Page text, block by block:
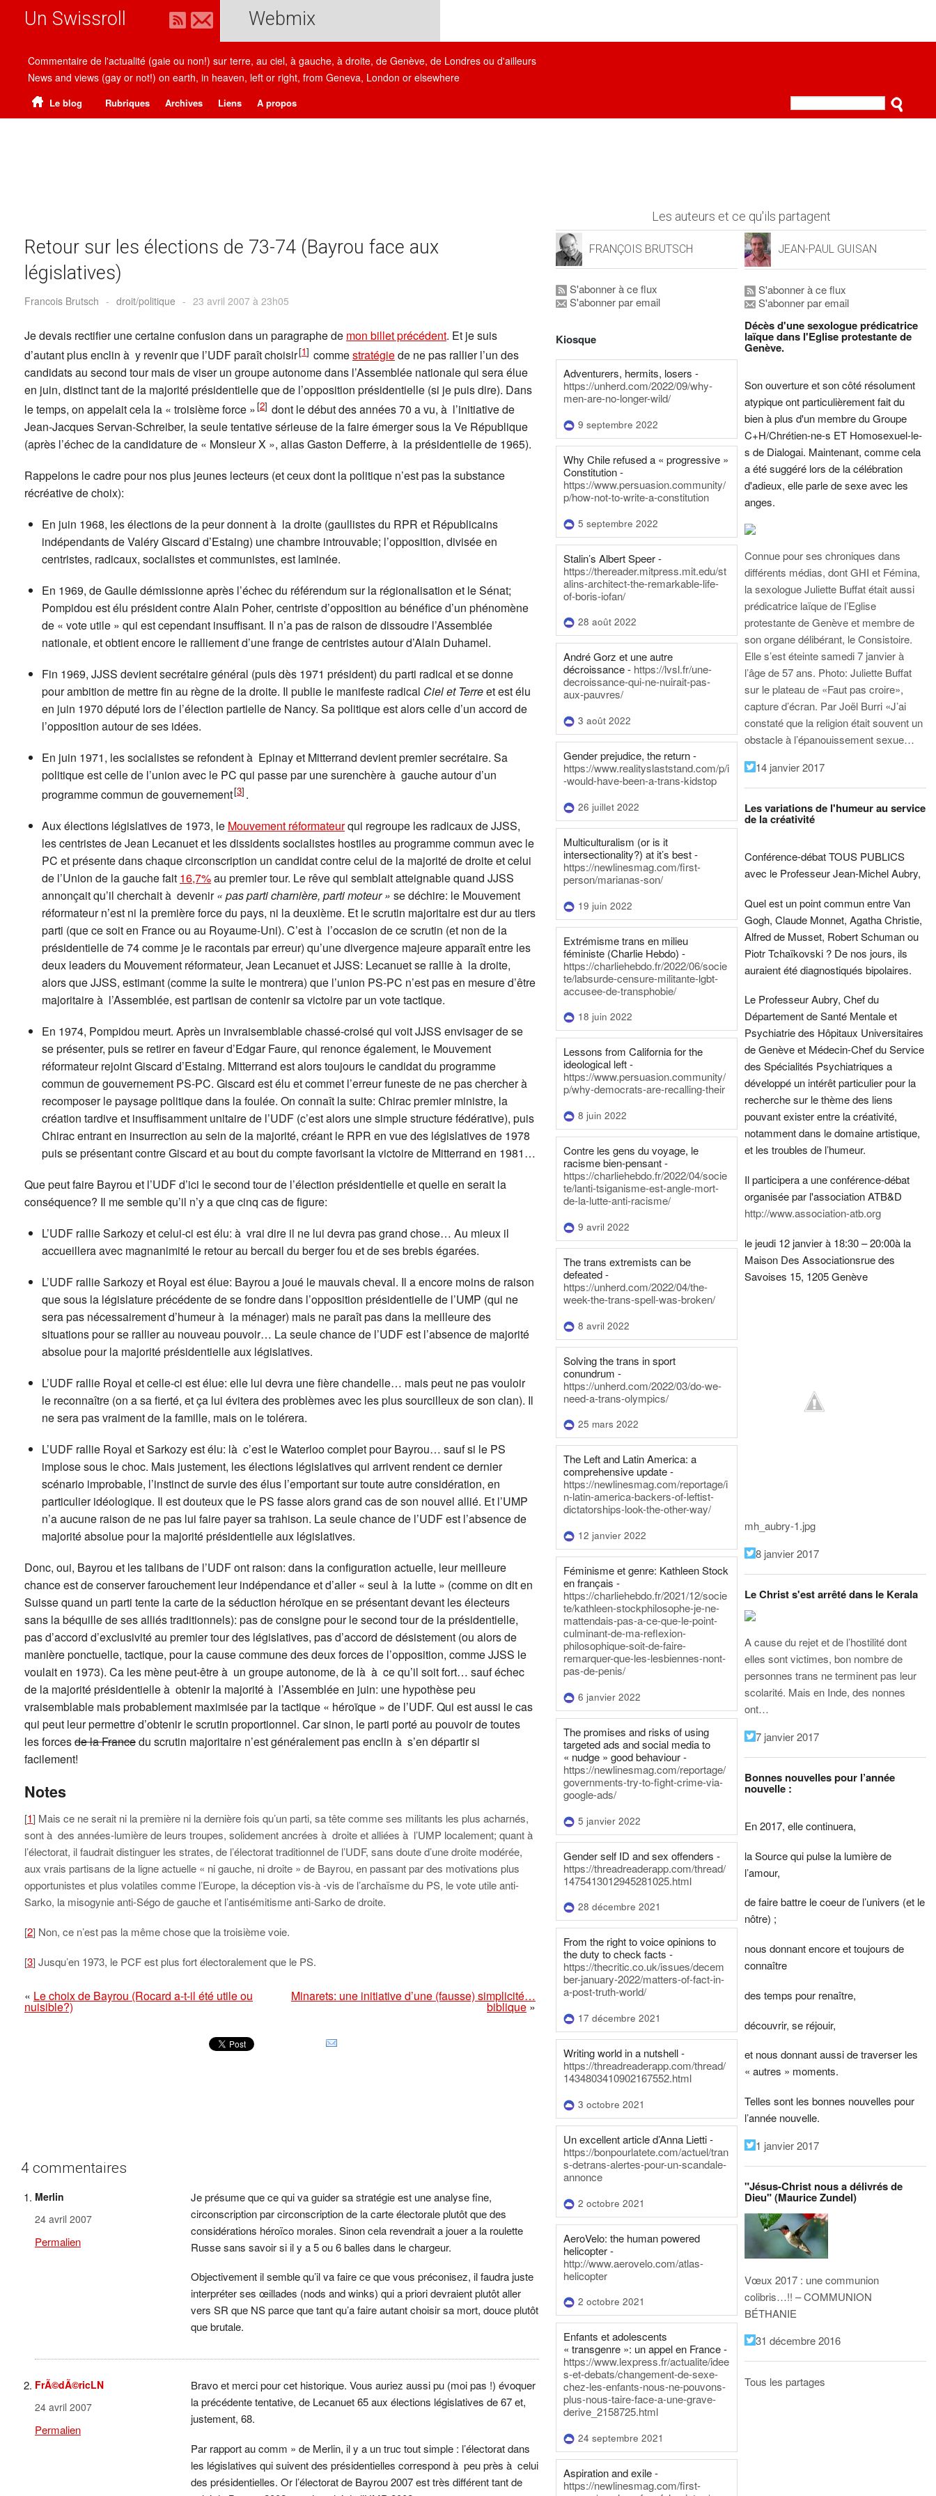
Un Swissroll Webmix
Commentaire de l'actualité (gaie ou non!) sur terre, au ciel, à gauche, à droite, de Genève, de Londres ou d'ailleurs
News and views (gay or not!) on earth, in heaven, left or right, from Geneva, London or elsewhere
Le blog Rubriques Archives Liens A propos
Retour sur les élections de 73-74 (Bayrou face aux
législatives)
Francois Brutsch - droit/politique - 23 avril 2007 à 23h05
Je devais rectifier une certaine confusion dans un paragraphe de mon billet précédent. Et je suis
d’autant plus enclin à y revenir que l’UDF paraît choisir[1] commestratégiede ne pas rallier l’un des
candidats au second tour mais de viser un groupe autonome dans l’Assemblée nationale qui sera élue
en juin, distinct tant de la majorité présidentielle que de l’opposition présidentielle (si je puis dire). Dans
le temps, on appelait cela la « troisième force »[2] dont le début des années 70 a vu, à l’initiative de
Jean-Jacques Servan-Schreiber, la seule tentative sérieuse de la faire émerger sous la Ve République
(après l’échec de la candidature de « Monsieur X », alias Gaston Defferre, à la présidentielle de 1965).
Rappelons le cadre pour nos plus jeunes lecteurs (et ceux dont la politique n’est pas la substance
récréative de choix):
En juin 1968, les élections de la peur donnent à la droite (gaullistes du RPR et Républicains
indépendants de Valéry Giscard d’Estaing) une chambre introuvable; l’opposition, divisée en
centristes, radicaux, socialistes et communistes, est laminée.
En 1969, de Gaulle démissionne après l’échec du référendum sur la régionalisation et le Sénat;
Pompidou est élu président contre Alain Poher, centriste d’opposition au bénéfice d’un phénomène
de « vote utile » qui est cependant insuffisant. Il n’a pas de raison de dissoudre l’Assemblée
nationale, et obtient encore le ralliement d’une frange de centristes autour d’Alain Duhamel.
Fin 1969, JJSS devient secrétaire général (puis dès 1971 président) du parti radical et se donne
pour ambition de mettre fin au règne de la droite. Il publie le manifeste radical Ciel et Terreet est élu
en juin 1970 député lors de l’élection partielle de Nancy. Sa politique est alors celle d’un accord de
l’opposition autour de ses idées.
En juin 1971, les socialistes se refondent à Epinay et Mitterrand devient premier secrétaire. Sa
politique est celle de l’union avec le PC qui passe par une surenchère à gauche autour d’un
programme commun de gouvernement[3] .
Aux élections législatives de 1973, le Mouvement réformateurqui regroupe les radicaux de JJSS,
les centristes de Jean Lecanuet et les dissidents socialistes hostiles au programme commun avec le
PC et présente dans chaque circonscription un candidat contre celui de la majorité de droite et celui
de l’Union de la gauche fait 16,7%au premier tour. Le rêve qui semblait atteignable quand JJSS
annonçait qu’il cherchait à devenir« pas parti charnière, parti moteur » se déchire: le Mouvement
réformateur n’est ni la première force du pays, ni la deuxième. Et le scrutin majoritaire est dur au tiers
parti (que ce soit en France ou au Royaume-Uni). C’est à l’occasion de ce scrutin (et non de la
présidentielle de 74 comme je le racontais par erreur) qu’une divergence majeure apparaît entre les
deux leaders du Mouvement réformateur, Jean Lecanuet et JJSS: Lecanuet se rallie à la droite,
alors que JJSS, estimant (comme la suite le montrera) que l’union PS-PC n’est pas en mesure d’être
majoritaire à l’Assemblée, est partisan de contenir sa victoire par un vote tactique.
En 1974, Pompidou meurt. Après un invraisemblable chassé-croisé qui voit JJSS envisager de se
se présenter, puis se retirer en faveur d’Edgar Faure, qui renonce également, le Mouvement
réformateur rejoint Giscard d’Estaing. Mitterrand est alors toujours le candidat du programme
commun de gouvernement PS-PC. Giscard est élu et commet l’erreur funeste de ne pas chercher à
recomposer le paysage politique dans la foulée. On connaît la suite: Chirac premier ministre, la
création tardive et insuffisamment unitaire de l’UDF (c’est alors une simple structure fédérative), puis
Chirac entrant en insurrection au sein de la majorité, créant le RPR en vue des législatives de 1978
puis se présentant contre Giscard et au bout du compte favorisant la victoire de Mitterrand en 1981…
Que peut faire Bayrou et l’UDF d’ici le second tour de l’élection présidentielle et quelle en serait la
conséquence? Il me semble qu’il n’y a que cinq cas de figure:
L’UDF rallie Sarkozy et celui-ci est élu: à vrai dire il ne lui devra pas grand chose… Au mieux il
accueillera avec magnanimité le retour au bercail du berger fou et de ses brebis égarées.
L’UDF rallie Sarkozy et Royal est élue: Bayrou a joué le mauvais cheval. Il a encore moins de raison
que sous la législature précédente de se fondre dans l’opposition présidentielle de l’UMP (qui ne
sera pas nécessairement d’humeur à la ménager) mais ne paraît pas dans la meilleure des
situations pour se rallier au nouveau pouvoir… La seule chance de l’UDF est l’absence de majorité
absolue pour la majorité présidentielle aux législatives.
L’UDF rallie Royal et celle-ci est élue: elle lui devra une fière chandelle… mais peut ne pas vouloir
le reconnaître (on a sa fierté, et ça lui évitera des problèmes avec les plus sourcilleux de son clan). Il
ne sera pas vraiment de la famille, mais on le tolérera.
L’UDF rallie Royal et Sarkozy est élu: là c’est le Waterloo complet pour Bayrou… sauf si le PS
implose sous le choc. Mais justement, les élections législatives qui arrivent rendent ce dernier
scénario improbable, l’instinct de survie des élus l’emportant sur toute autre considération, en
particulier idéologique. Il est douteux que le PS fasse alors grand cas de son nouvel allié. Et l’UMP
n’a aucune raison de ne pas lui faire payer sa trahison. La seule chance de l’UDF est l’absence de
majorité absolue pour la majorité présidentielle aux législatives.
Donc, oui, Bayrou et les talibans de l’UDF ont raison: dans la configuration actuelle, leur meilleure
chance est de conserver farouchement leur indépendance et d’aller « seul à la lutte » (comme on dit en
Suisse quand un parti tente la carte de la séduction héroïque en se présentant devant les électeurs
sans la béquille de ses alliés traditionnels): pas de consigne pour le second tour de la présidentielle,
pas d’accord d’exclusivité au premier tour des législatives, pas d’accord de désistement (ou alors de
manière ponctuelle, tactique, pour la cause commune des deux forces de l’opposition, comme JJSS le
voulait en 1973). Ca les mène peut-être à un groupe autonome, de là à ce qu’il soit fort… sauf échec
de la majorité présidentielle à obtenir la majorité à l’Assemblée en juin: une hypothèse peu
vraisemblable mais probablement maximisée par la tactique « héroïque » de l’UDF. Qui est aussi le cas
qui peut leur permettre d’obtenir le scrutin proportionnel. Car sinon, le parti porté au pouvoir de toutes
les forcesde la Francedu scrutin majoritaire n’est généralement pas enclin à s’en départir si
facilement!
Notes
[1] Mais ce ne serait ni la première ni la dernière fois qu’un parti, sa tête comme ses militants les plus acharnés,
sont à des années-lumière de leurs troupes, solidement ancrées à droite et alliées à l’UMP localement; quant à
l’électorat, il faudrait distinguer les strates, de l’électorat traditionnel de l’UDF, sans doute d’une droite modérée,
aux vrais partisans de la ligne actuelle « ni gauche, ni droite » de Bayrou, en passant par des motivations plus
opportunistes et plus volatiles comme l’Europe, la déception vis-à -vis de l’archaïsme du PS, le vote utile anti-
Sarko, la misogynie anti-Ségo de gauche et l’antisémitisme anti-Sarko de droite.
[2] Non, ce n’est pas la même chose que la troisième voie.
[3] Jusqu’en 1973, le PCF est plus fort électoralement que le PS.
« Le choix de Bayrou (Rocard a-t-il été utile ou
nuisible?)
Minarets: une initiative d’une (fausse) simplicité…
biblique»
4 commentaires
Merlin
24 avril 2007
Permalien
Je présume que ce qui va guider sa stratégie est une analyse fine,
circonscription par circonscription de la carte électorale plutôt que des
considérations héroïco morales. Sinon cela revendrait a jouer a la roulette
Russe sans savoir si il y a 5 ou 6 balles dans le chargeur.
Objectivement il semble qu’il va faire ce que vous préconisez, il faudra juste
interpréter ses œillades (nods and winks) qui a priori devraient plutôt aller
vers SR que NS parce que tant qu’a faire autant choisir sa mort, douce plutôt
que brutale.
FrÃ©dÃ©ricLN
24 avril 2007
Permalien
Bravo et merci pour cet historique. Vous auriez aussi pu (moi pas !) évoquer
la précédente tentative, de Lecanuet 65 aux élections législatives de 67 et,
justement, 68.
Par rapport au comm » de Merlin, il y a un truc tout simple : l’électorat dans
les législatives qui suivent des présidentielles correspond à peu près à celui
des présidentielles. Or l’électorat de Bayrou 2007 est très différent tant de
Les auteurs et ce qu'ils partagent
FRANÇOIS BRUTSCH
S'abonner à ce flux
S'abonner par email
Kiosque
Adventurers, hermits, losers -
https://unherd.com/2022/09/why-
men-are-no-longer-wild/
9 septembre 2022
Why Chile refused a « progressive »
Constitution -
https://www.persuasion.community/
p/how-not-to-write-a-constitution
5 septembre 2022
Stalin’s Albert Speer -
https://thereader.mitpress.mit.edu/st
alins-architect-the-remarkable-life-
of-boris-iofan/
28 août 2022
André Gorz et une autre
décroissance - https://lvsl.fr/une-
decroissance-qui-ne-nuirait-pas-
aux-pauvres/
3 août 2022
Gender prejudice, the return -
https://www.realityslaststand.com/p/i
-would-have-been-a-trans-kidstop
26 juillet 2022
Multiculturalism (or is it
intersectionality?) at it’s best -
https://newlinesmag.com/first-
person/marianas-son/
19 juin 2022
Extrémisme trans en milieu
féministe (Charlie Hebdo) -
https://charliehebdo.fr/2022/06/socie
te/labsurde-censure-militante-lgbt-
accusee-de-transphobie/
18 juin 2022
Lessons from California for the
ideological left -
https://www.persuasion.community/
p/why-democrats-are-recalling-their
8 juin 2022
Contre les gens du voyage, le
racisme bien-pensant -
https://charliehebdo.fr/2022/04/socie
te/lanti-tsiganisme-est-angle-mort-
de-la-lutte-anti-racisme/
9 avril 2022
The trans extremists can be
defeated -
https://unherd.com/2022/04/the-
week-the-trans-spell-was-broken/
8 avril 2022
Solving the trans in sport
conundrum -
https://unherd.com/2022/03/do-we-
need-a-trans-olympics/
25 mars 2022
The Left and Latin America: a
comprehensive update -
https://newlinesmag.com/reportage/i
n-latin-america-backers-of-leftist-
dictatorships-look-the-other-way/
12 janvier 2022
Féminisme et genre: Kathleen Stock
en français -
https://charliehebdo.fr/2021/12/socie
te/kathleen-stockphilosophe-je-ne-
mattendais-pas-a-ce-que-le-point-
culminant-de-ma-reflexion-
philosophique-soit-de-faire-
remarquer-que-les-lesbiennes-nont-
pas-de-penis/
6 janvier 2022
The promises and risks of using
targeted ads and social media to
« nudge » good behaviour -
https://newlinesmag.com/reportage/
governments-try-to-fight-crime-via-
google-ads/
5 janvier 2022
Gender self ID and sex offenders -
https://threadreaderapp.com/thread/
1475413012945281025.html
28 décembre 2021
From the right to voice opinions to
the duty to check facts -
https://thecritic.co.uk/issues/decem
ber-january-2022/matters-of-fact-in-
a-post-truth-world/
17 décembre 2021
Writing world in a nutshell -
https://threadreaderapp.com/thread/
1434803410902167552.html
3 octobre 2021
Un excellent article d’Anna Lietti -
https://bonpourlatete.com/actuel/tran
s-detrans-alertes-pour-un-scandale-
annonce
2 octobre 2021
AeroVelo: the human powered
helicopter -
http://www.aerovelo.com/atlas-
helicopter
2 octobre 2021
Enfants et adolescents
« transgenre »: un appel en France -
https://www.lexpress.fr/actualite/idee
s-et-debats/changement-de-sexe-
chez-les-enfants-nous-ne-pouvons-
plus-nous-taire-face-a-une-grave-
derive_2158725.html
24 septembre 2021
Aspiration and exile -
https://newlinesmag.com/first-
JEAN-PAUL GUISAN
S'abonner à ce flux
S'abonner par email
Décès d'une sexologue prédicatrice
laïque dans l'Eglise protestante de
Genève.
Son ouverture et son côté résolument
atypique ont particulièrement fait du
bien à plus d'un membre du Groupe
C+H/Chrétien-ne-s ET Homosexuel-le-
s de Dialogai. Maintenant, comme cela
a été suggéré lors de la célébration
d'adieux, elle parle de sexe avec les
anges.
Connue pour ses chroniques dans
différents médias, dont GHI et Fémina,
la sexologue Juliette Buffat était aussi
prédicatrice laïque de l’Eglise
protestante de Genève et membre de
son organe délibérant, le Consistoire.
Elle s’est éteinte samedi 7 janvier à
l’âge de 57 ans. Photo: Juliette Buffat
sur le plateau de «Faut pas croire»,
capture d’écran. Par Joël Burri «J’ai
constaté que la religion était souvent un
obstacle à l’épanouissement sexue…
14 janvier 2017
Les variations de l'humeur au service
de la créativité
Conférence-débat TOUS PUBLICS
avec le Professeur Jean-Michel Aubry,
Quel est un point commun entre Van
Gogh, Claude Monnet, Agatha Christie,
Alfred de Musset, Robert Schuman ou
Piotr Tchaïkovski ? De nos jours, ils
auraient été diagnostiqués bipolaires.
Le Professeur Aubry, Chef du
Département de Santé Mentale et
Psychiatrie des Hôpitaux Universitaires
de Genève et Médecin-Chef du Service
des Spécialités Psychiatriques a
développé un intérêt particulier pour la
recherche sur le thème des liens
pouvant exister entre la créativité,
notamment dans le domaine artistique,
et les troubles de l’humeur.
Il participera a une conférence-débat
organisée par l'association ATB&D
http://www.association-atb.org
le jeudi 12 janvier à 18:30 – 20:00à la
Maison Des Associationsrue des
Savoises 15, 1205 Genève
mh_aubry-1.jpg
8 janvier 2017
Le Christ s'est arrêté dans le Kerala
A cause du rejet et de l’hostilité dont
elles sont victimes, bon nombre de
personnes trans ne terminent pas leur
scolarité. Mais en Inde, des nonnes
ont…
7 janvier 2017
Bonnes nouvelles pour l’année
nouvelle :
En 2017, elle continuera,
la Source qui pulse la lumière de
l’amour,
de faire battre le coeur de l’univers (et le
nôtre) ;
nous donnant encore et toujours de
connaître
des temps pour renaître,
découvrir, se réjouir,
et nous donnant aussi de traverser les
« autres » moments.
Telles sont les bonnes nouvelles pour
l’année nouvelle.
1 janvier 2017
"Jésus-Christ nous a délivrés de
Dieu" (Maurice Zundel)
Vœux 2017 : une communion
colibris…!! – COMMUNION
BÉTHANIE
31 décembre 2016
Tous les partages